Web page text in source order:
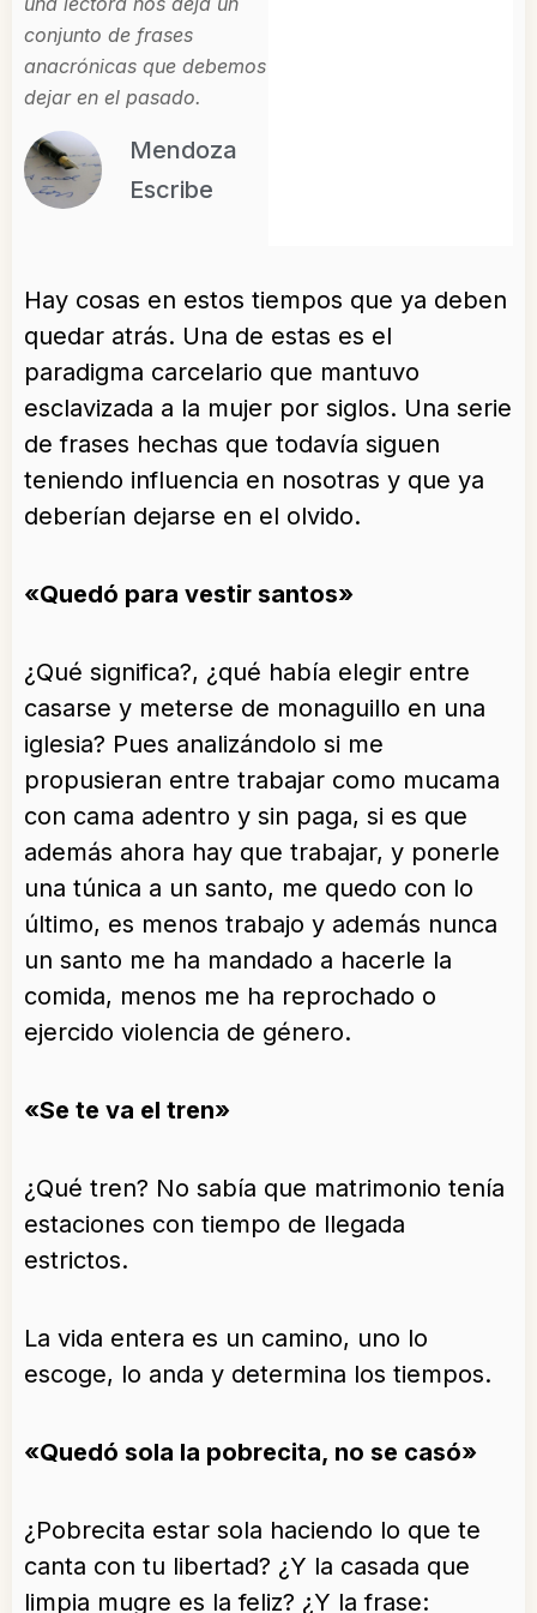
conjunto de frases
anacrónicas que debemos
dejar en el pasado.
Mendoza
Escribe
Hay cosas en estos tiempos que ya deben
quedar atrás. Una de estas es el
paradigma carcelario que mantuvo
esclavizada a la mujer por siglos. Una serie
de frases hechas que todavía siguen
teniendo influencia en nosotras y que ya
deberían dejarse en el olvido.
«Quedó para vestir santos»
¿Qué significa?, ¿qué había elegir entre
casarse y meterse de monaguillo en una
iglesia? Pues analizándolo si me
propusieran entre trabajar como mucama
con cama adentro y sin paga, si es que
además ahora hay que trabajar, y ponerle
una túnica a un santo, me quedo con lo
último, es menos trabajo y además nunca
un santo me ha mandado a hacerle la
comida, menos me ha reprochado o
ejercido violencia de género.
«Se te va el tren»
¿Qué tren? No sabía que matrimonio tenía
estaciones con tiempo de llegada
estrictos.
La vida entera es un camino, uno lo
escoge, lo anda y determina los tiempos.
«Quedó sola la pobrecita, no se casó»
¿Pobrecita estar sola haciendo lo que te
canta con tu libertad? ¿Y la casada que
limpia mugre es la feliz? ¿Y la frase: